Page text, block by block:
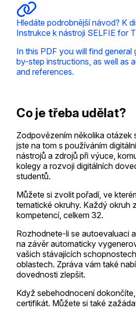
Hledáte podrobnější návod? K
Instrukce k nástroji SELFIE for
In this PDF you will find general
by-step instructions, as well as
and references.
Co je třeba udělat?
Zodpovězením několika otázek
jste na tom s používáním
nástrojů a zdrojů při výuce,
kolegy a rozvoji digitálních
studentů.
Můžete si zvolit pořadí, ve
tematické okruhy. Každý okruh
kompetencí, celkem 32.
Rozhodnete-li se autoevaluaci
na závěr automaticky
vašich stávajících
oblastech. Zpráva vám také
dovednosti zlepšit.
Když sebehodnocení
certifikát. Můžete si také